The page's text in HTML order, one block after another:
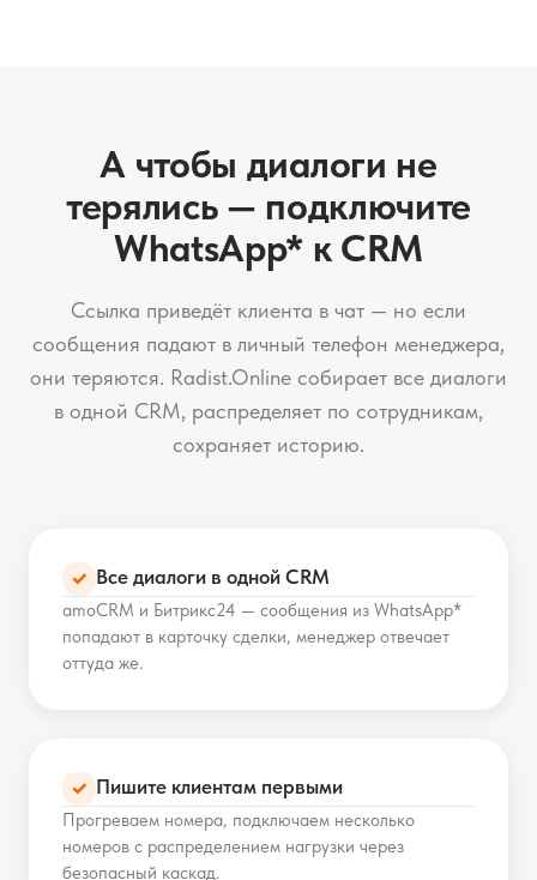
А чтобы диалоги не
терялись — подключите
WhatsApp* к CRM
Ссылка приведёт клиента в чат — но если
сообщения падают в личный телефон менеджера,
они теряются. Radist.Online собирает все диалоги
в одной CRM, распределяет по сотрудникам,
сохраняет историю.
✓ Все диалоги в одной CRM
amoCRM и Битрикс24 — сообщения из WhatsApp*
попадают в карточку сделки, менеджер отвечает
оттуда же.
✓ Пишите клиентам первыми
Прогреваем номера, подключаем несколько
номеров с распределением нагрузки через
безопасный каскад.